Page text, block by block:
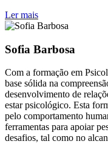
Ler mais
Sofia Barbosa
Com a formação em
base sólida na
desenvolvimento de
estar psicológico. Esta
pelo comportamento
ferramentas para apoiar
desafios, tal como no